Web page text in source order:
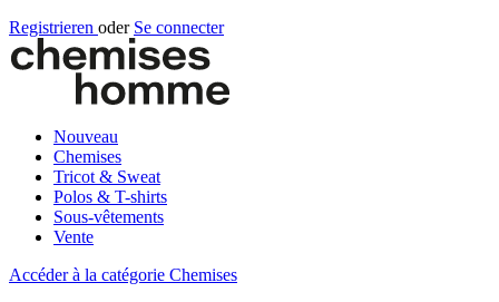
Registrieren oder Se connecter
Nouveau
Chemises
Tricot & Sweat
Polos & T-shirts
Sous-vêtements
Vente
Accéder à la catégorie Chemises